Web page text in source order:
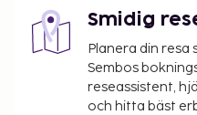
Smidig
Planera din resa
Sembos
reseassistent,
och hitta bäst